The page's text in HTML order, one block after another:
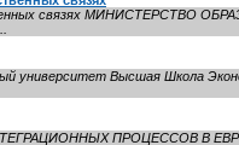
связях
университет Высшая Школа
ПРОЦЕССОВ В